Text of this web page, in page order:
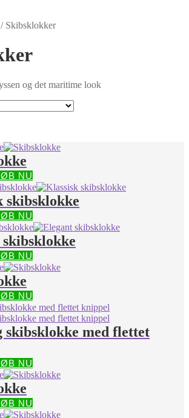
/ Skibsklokker
og det maritime look
NU
skibsklokke
NU
NU
NU
skibsklokke med flettet
NU
NU